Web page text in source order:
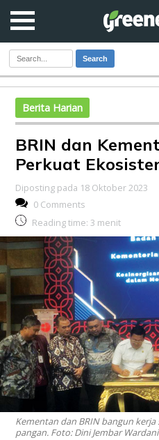
Search
Berita Harian
BRIN dan
Perkuat
Diposting pada 18 Oktober 2023
0 Comments
Reading time: 3 menit
Kementan dan BRIN bangun
pangan. Foto: Dini Jembar Wardani